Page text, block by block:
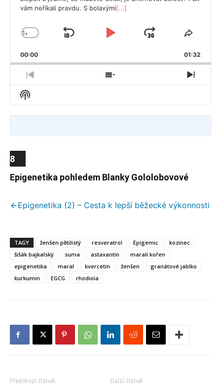
vám neříkali pravdu. S bolavými[...]
Change
Rate
1x
Skip
Play
Jump
Forward
Share
Episode
00:00 01:32
Previous
Episode
Show
Episodes
Next
Episode
Show
Podcast
Information
8
Epigenetika pohledem Blanky Gololobovové
Epigenetika (2) – Cesta k lepší běžecké výkonnosti
TAGY ženšen pětilistý resveratrol Epigemic
kozinec
šišák bajkalský
suma astaxantin
maralí kořen
epigenetika
maral kvercetin ženšen
granátové jablko
kurkumin
EGCG rhodiola
Předchozí článek Další článek